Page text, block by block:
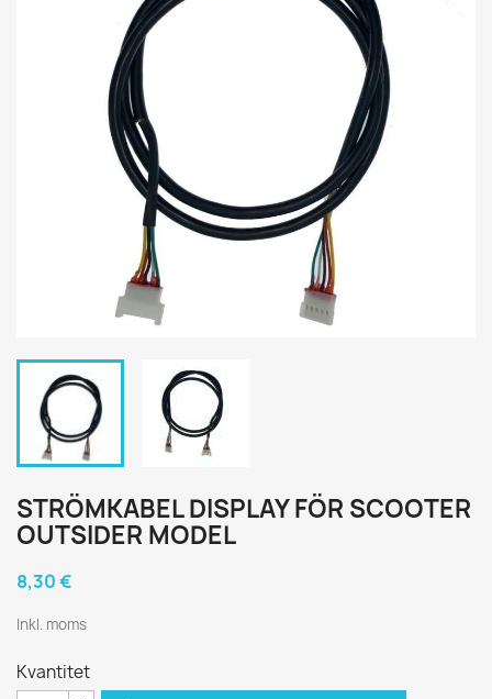
STRÖMKABEL DISPLAY FÖR SCOOTER
OUTSIDER MODEL
8,30 €
Inkl. moms
Kvantitet